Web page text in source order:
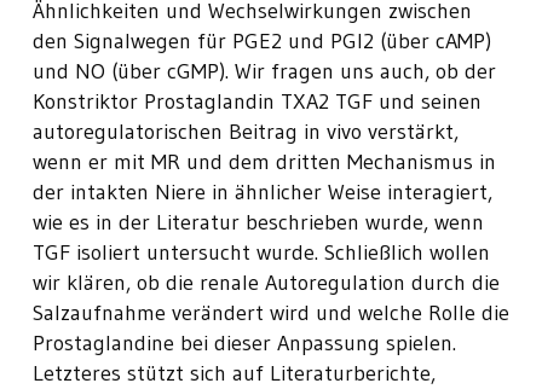
Ähnlichkeiten und Wechselwirkungen zwischen
den Signalwegen für PGE2 und PGI2 (über cAMP)
und NO (über cGMP). Wir fragen uns auch, ob der
Konstriktor Prostaglandin TXA2 TGF und seinen
autoregulatorischen Beitrag in vivo verstärkt,
wenn er mit MR und dem dritten Mechanismus in
der intakten Niere in ähnlicher Weise interagiert,
wie es in der Literatur beschrieben wurde, wenn
TGF isoliert untersucht wurde. Schließlich wollen
wir klären, ob die renale Autoregulation durch die
Salzaufnahme verändert wird und welche Rolle die
Prostaglandine bei dieser Anpassung spielen.
Letzteres stützt sich auf Literaturberichte,